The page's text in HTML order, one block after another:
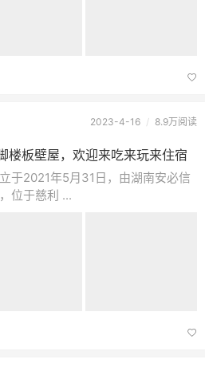
2023-4-16 / 8.9万阅读
楼板壁屋，欢迎来吃来玩来住宿
2021年5月31日，由湖南安必信
位于慈利 ...